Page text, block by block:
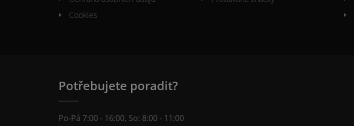
Cookies
Potřebujete poradit?
Po-Pá 7:00 - 16:00, So: 8:00 - 11:00